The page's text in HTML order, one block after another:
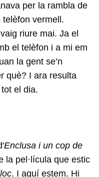
per la rambla de
vermell.
riure mai. Ja el
el telèfon i a mi em
la gent se’n
què? I ara resulta
el dia.
Enclusa i un cop de
la pel·lícula que estic
. I aquí estem. Hi